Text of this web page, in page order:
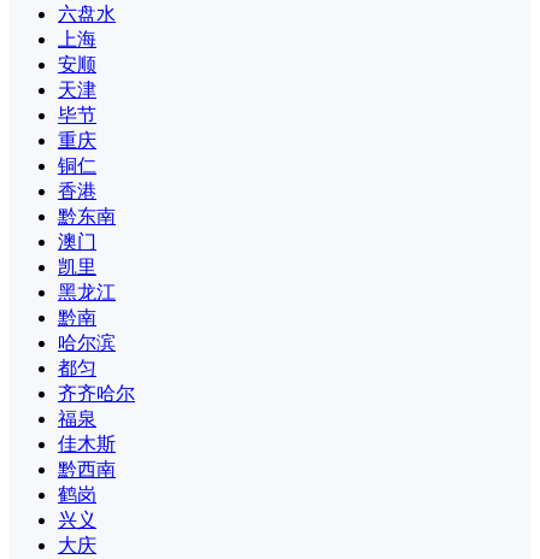
六盘水
上海
安顺
天津
毕节
重庆
铜仁
香港
黔东南
澳门
凯里
黑龙江
黔南
哈尔滨
都匀
齐齐哈尔
福泉
佳木斯
黔西南
鹤岗
兴义
大庆